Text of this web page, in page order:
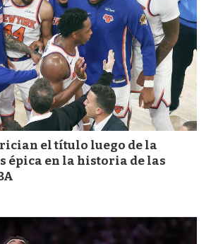
el título luego de la
épica en la historia de las